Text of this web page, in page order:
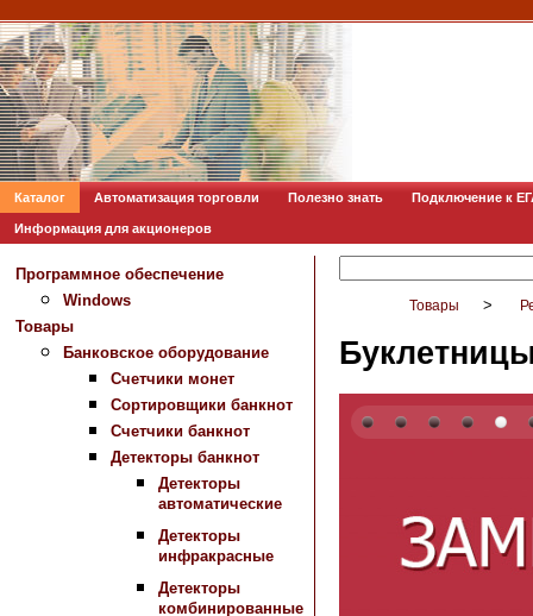
Каталог Автоматизация торговли Полезно знать Подключение к
Информация для акционеров
Программное обеспечение
Windows
Товары
Банковское оборудование
Счетчики монет
Сортировщики банкнот
Счетчики банкнот
Детекторы банкнот
Детекторы
автоматические
Детекторы
инфракрасные
Детекторы
Товары >